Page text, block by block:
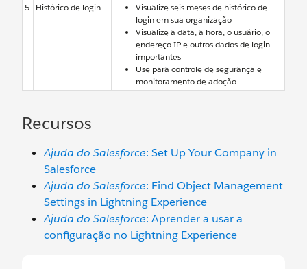
5 Histórico de login
Visualize seis meses de histórico de
login em sua organização
Visualize a data, a hora, o usuário, o
endereço IP e outros dados de login
importantes
Use para controle de segurança e
monitoramento de adoção
Recursos
Ajuda do Salesforce: Set Up Your Company in
Salesforce
Ajuda do Salesforce: Find Object Management
Settings in Lightning Experience
Ajuda do Salesforce: Aprender a usar a
configuração no Lightning Experience